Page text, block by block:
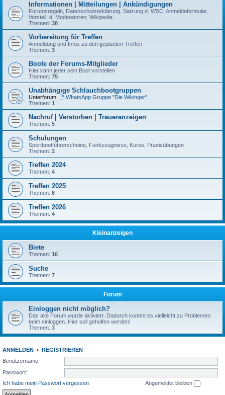
Informationen | Mitteilungen | Ankündigungen
Forumsregeln, Datenschutzerklärung, Satzung d. WSC, Anmeldeformular,
Vorstell. d. Moderatoren, Wikipedia
Themen: 38
Vorbereitung für Treffen
Anmeldung und Infos zu den geplanten Treffen
Themen: 3
Boote der Forums-Mitglieder
Hier kann jeder sein Boot vorstellen
Themen: 75
Unabhängige Schlauchbootgruppen
Unterforum:
WhatsApp Gruppe "Die Wikinger"
Themen: 1
Nachruf | Verstorben | Traueranzeigen
Themen: 5
Schulungen
Sportbootführerscheine, Funkzeugnisse, Kurse, Praxisübungen
Themen: 2
Treffen 2024
Themen: 4
Treffen 2025
Themen: 6
Treffen 2026
Themen: 4
Kleinanzeigen
Biete
Themen: 16
Suche
Themen: 7
Forum
Einloggen nicht möglich?
Das alte Forum wurde aktiviert. Dadurch kommt es vielleicht zu Problemen
beim einloggen. Hier soll geholfen werden!
Themen: 3
ANMELDEN • REGISTRIEREN
Benutzername:
Passwort:
Ich habe mein Passwort vergessen
Angemeldet bleiben